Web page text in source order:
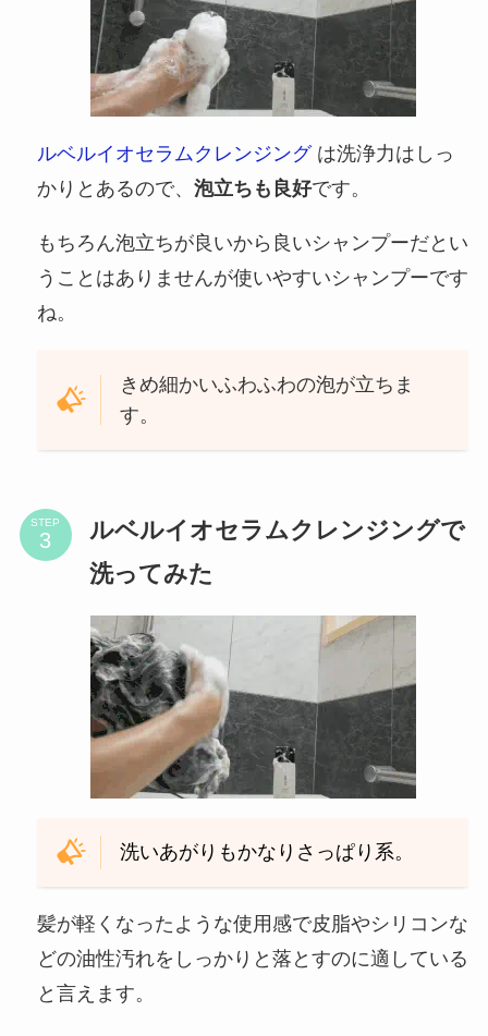
ルベルイオセラムクレンジングは洗浄力はしっ
かりとあるので、 泡立ちも良好です。
もちろん泡立ちが良いから良いシャンプーだとい
うことはありませんが使いやすいシャンプーです
ね。
きめ細かいふわふわの泡が立ちま
す。
STEP
ルベルイオセラムクレンジングで
洗ってみた
洗いあがりもかなりさっぱり系。
髪が軽くなったような使用感で皮脂やシリコンな
どの油性汚れをしっかりと落とすのに適している
と言えます。